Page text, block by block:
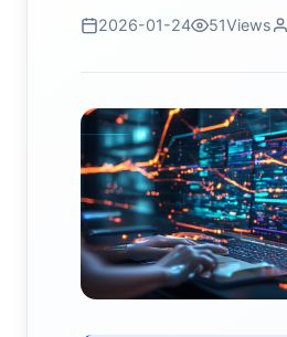
2026-01-24 51Views